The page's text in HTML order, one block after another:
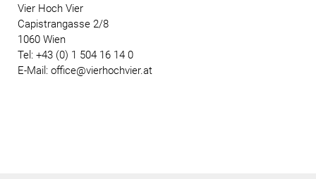
Vier Hoch Vier
Capistrangasse 2/8
1060 Wien
Tel: +43 (0) 1 504 16 14 0
E-Mail: office@vierhochvier.at